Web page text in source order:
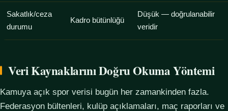
Sakatlık/ceza
durumu
Kadro bütünlüğü
Düşük — doğrulanabilir
veridir
Veri Kaynaklarını Doğru Okuma Yöntemi
Kamuya açık spor verisi bugün her zamankinden fazla.
Federasyon bültenleri, kulüp açıklamaları, maç raporları ve